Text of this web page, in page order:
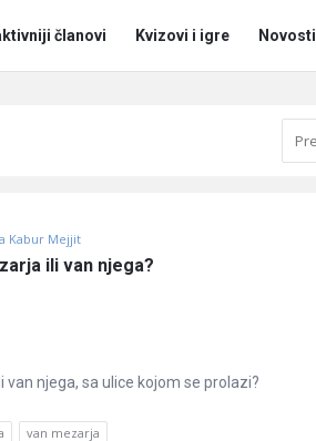
članovi Kvizovi i igre Novosti
Kabur Mejjit
ili van njega?
njega, sa ulice kojom se prolazi?
van mezarja